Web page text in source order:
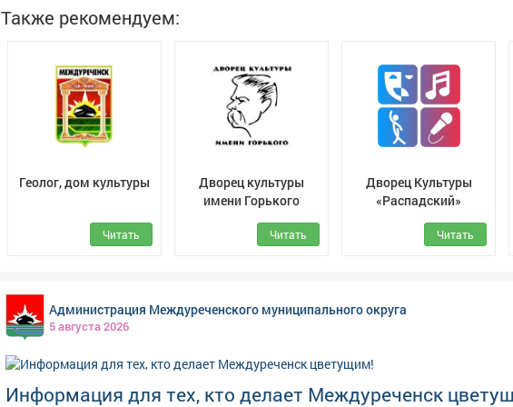
заложить основы ответственного поведения на дороге с самого раннего
Также рекомендуем:
Геолог, дом культуры
Читать
Дворец культуры
имени Горького
Читать
Дворец Культуры
«Распадский»
Читать
Администрация Междуреченского муниципального округа
5 августа 2026
Информация для тех, кто делает Междуреченск